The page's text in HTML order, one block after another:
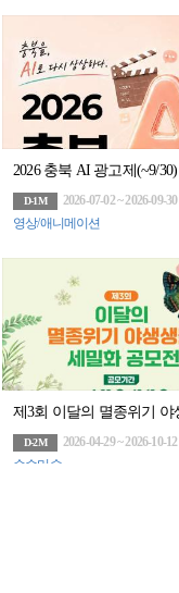
2026 충북 AI 광고제(~9/30)
D-1M
2026-07-02 ~ 2026-09-30
영상/애니메이션
D-2M
2026-04-29 ~ 2026-10-12
순수미술